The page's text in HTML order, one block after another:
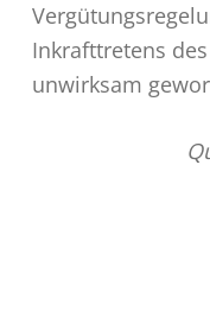
Inkrafttretens
unwirksam